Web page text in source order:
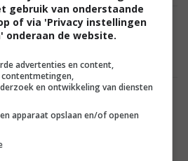
één rol kan Chris
nu ruim 15 miljoen
4'-reünie is bijna
weer van de partij
gebruik van onderstaande
of via 'Privacy instellingen
onderaan de website.
advertenties en content,
en ontwikkeling van diensten
apparaat opslaan en/of openen